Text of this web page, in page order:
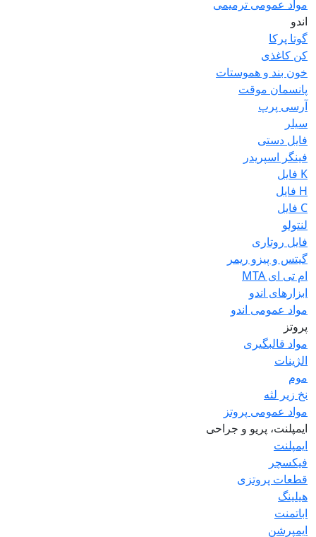
مواد عمومی ترمیمی
اندو
گوتا پرکا
کن کاغذی
خون بند و هموستات
پانسمان موقت
آرسی پرپ
سیلر
فایل دستی
فینگر اسپریدر
K فایل
H فایل
C فایل
لنتولو
فایل روتاری
گیتس و پیزو ریمر
ام تی ای MTA
ابزارهای اندو
مواد عمومی اندو
پروتز
مواد قالبگیری
الژینات
موم
نخ زیر لثه
مواد عمومی پروتز
ایمپلنت، پریو و جراحی
ایمپلنت
فیکسچر
قطعات پروتزی
هیلینگ
اباتمنت
ایمپرشن